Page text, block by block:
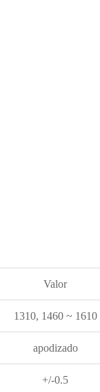
Valor
1310, 1460 ~ 1610
apodizado
+/-0.5